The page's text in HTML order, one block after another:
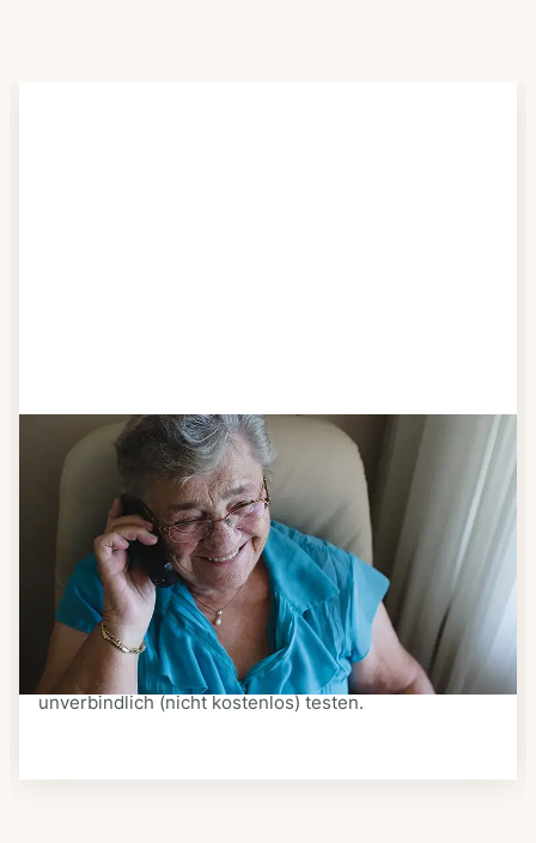
Schritt 3
Bestellen & liefern lassen
Suchen Sie sich aus dem Speiseplan Ihres Anbieters
aus, was Ihnen schmeckt. Bestellen Sie telefonisch,
schriftlich oder im Online-Shop Ihres Anbieters.
Ein Kurier liefert Ihnen das bestellte Essen zum
vereinbarten Zeitpunkt nach Hause. Bei vielen
Anbietern können Sie Essen auf Rädern auch
unverbindlich (nicht kostenlos) testen.